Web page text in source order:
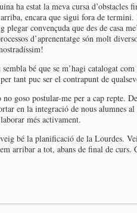
ha estat la meva cursa d’obstacles
encara que sigui fora de
plegar convençuda que des de casa
d’aprenentatge són molt
bé que se m’hagi catalogat
tant puc ser el contrapunt de
goso postular-me per a cap repte.
en la integració de nous alumnes
més activament.
bé la planificació de la Lourdes.
arribar a tot, abans de final de curs.